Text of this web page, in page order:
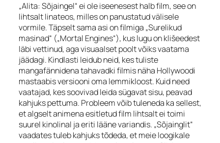
„Alita: Sõjaingel“ ei ole iseenesest halb film, see on
lihtsalt linateos, milles on panustatud välisele
vormile. Täpselt sama asi on filmiga „Surelikud
masinad“ („Mortal Engines“), kus lugu on klišeedest
läbi vettinud, aga visuaalset poolt võiks vaatama
jäädagi. Kindlasti leidub neid, kes tuliste
mangafännidena tahavadki filmis näha Hollywoodi
mastaabis versiooni oma lemmikloost. Kuid need
vaatajad, kes soovivad leida sügavat sisu, peavad
kahjuks pettuma. Probleem võib tuleneda ka sellest,
et algselt animena esitletud film lihtsalt ei toimi
suurel kinolinal ja eriti lääne variandis. „Sõjainglit“
vaadates tuleb kahjuks tõdeda, et meie loogikale